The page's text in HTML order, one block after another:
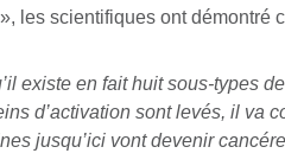
les scientifiques ont démontré
existe en fait huit sous-types
d’activation sont levés, il va
jusqu’ici vont devenir